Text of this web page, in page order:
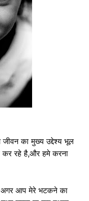
का मुख्य उद्देश्य भूल
कर रहे है,और हमे करना
अगर आप मेरे भटकने का